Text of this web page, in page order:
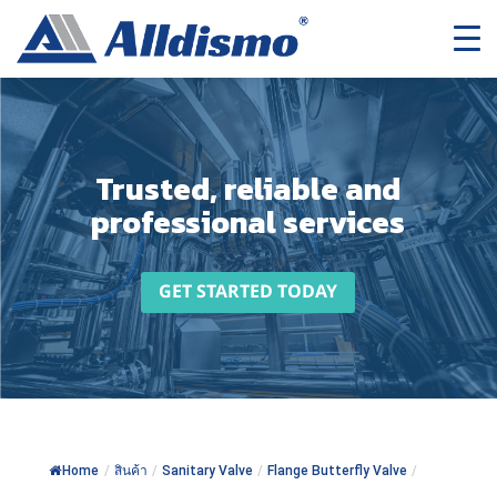
Trusted, reliable and
professional services
GET STARTED TODAY
Home / สินค้า / Sanitary Valve / Flange Butterfly Valve /